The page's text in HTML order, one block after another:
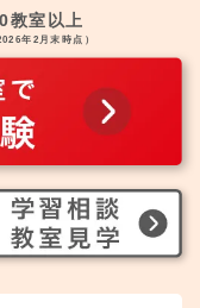
教室以上
年2月末時点）